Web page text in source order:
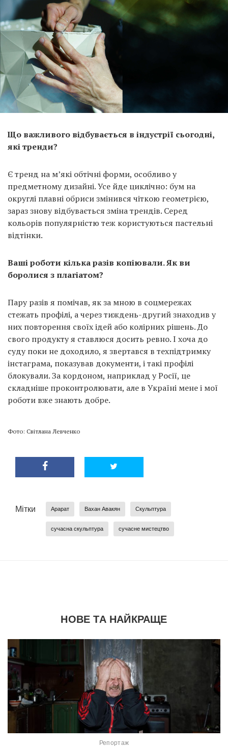
Що важливого відбувається в індустрії сьогодні,
які тренди?
Є тренд на м’які обтічні форми, особливо у
предметному дизайні. Усе йде циклічно: бум на
округлі плавні обриси змінився чіткою геометрією,
зараз знову відбувається зміна трендів. Серед
кольорів популярністю теж користуються пастельні
відтінки.
Ваші роботи кілька разів копіювали. Як ви
боролися з плагіатом?
Пару разів я помічав, як за мною в соцмережах
стежать профілі, а через тиждень-другий знаходив у
них повторення своїх ідей або колірних рішень. До
свого продукту я ставлюся досить ревно. І хоча до
суду поки не доходило, я звертався в техпідтримку
інстаграма, показував документи, і такі профілі
блокували. За кордоном, наприклад у Росії, це
складніше проконтролювати, але в Україні мене і мої
роботи вже знають добре.
Фото: Світлана Левченко
Мітки Арарат Вахан Авакян Скульптура
сучасна скульптура сучасне мистецтво
НОВЕ ТА НАЙКРАЩЕ
Репортаж